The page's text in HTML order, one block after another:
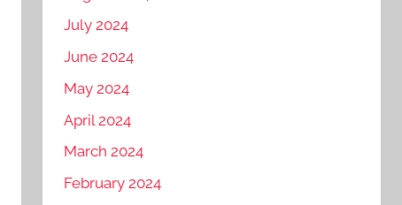
July 2024
June 2024
May 2024
April 2024
March 2024
February 2024